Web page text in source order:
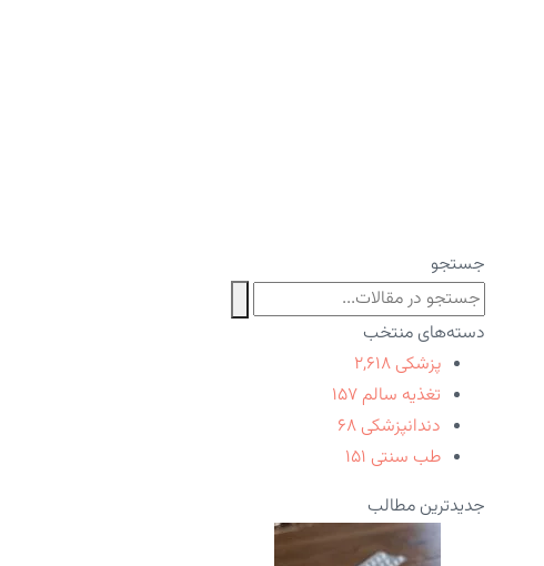
جستجو
دسته‌های منتخب
پزشکی ۲,۶۱۸
تغذیه سالم ۱۵۷
دندانپزشکی ۶۸
طب سنتی ۱۵۱
جدیدترین مطالب